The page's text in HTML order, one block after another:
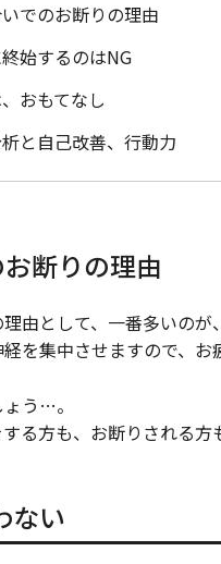
でのお断りの理由
始するのはNG
おもてなし
と自己改善、行動力
断りの理由
由として、一番多いのが
を集中させますので、お
う…。
る方も、お断りされる方
ない